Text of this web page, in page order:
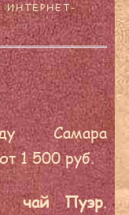
ИНТЕРНЕТ-
Самара
1 500 руб.
—чай Пуэр.